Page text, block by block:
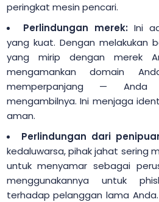
peringkat mesin pencari.
Perlindungan merek:Ini
yang kuat. Dengan melakukan
yang mirip dengan merek
mengamankan domain
memperpanjang — Anda
mengambilnya. Ini menjaga
aman.
Perlindungan dari
kedaluwarsa, pihak jahat sering
untuk menyamar sebagai
menggunakannya untuk
terhadap pelanggan lama